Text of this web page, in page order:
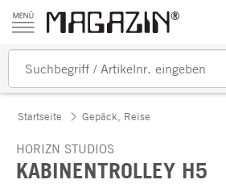
Zum Inhalt springen
Startseite Gepäck, Reise
HORIZN STUDIOS
KABINENTROLLEY H5